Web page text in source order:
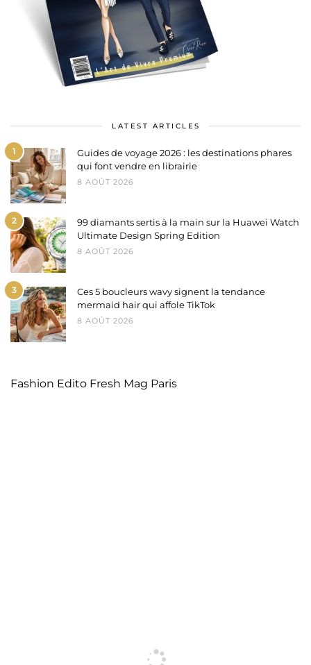
LATEST ARTICLES
1
Guides de voyage 2026 : les destinations phares
qui font vendre en librairie
8 AOÛT 2026
2
99 diamants sertis à la main sur la Huawei Watch
Ultimate Design Spring Edition
8 AOÛT 2026
3
Ces 5 boucleurs wavy signent la tendance
mermaid hair qui affole TikTok
8 AOÛT 2026
Fashion Edito Fresh Mag Paris